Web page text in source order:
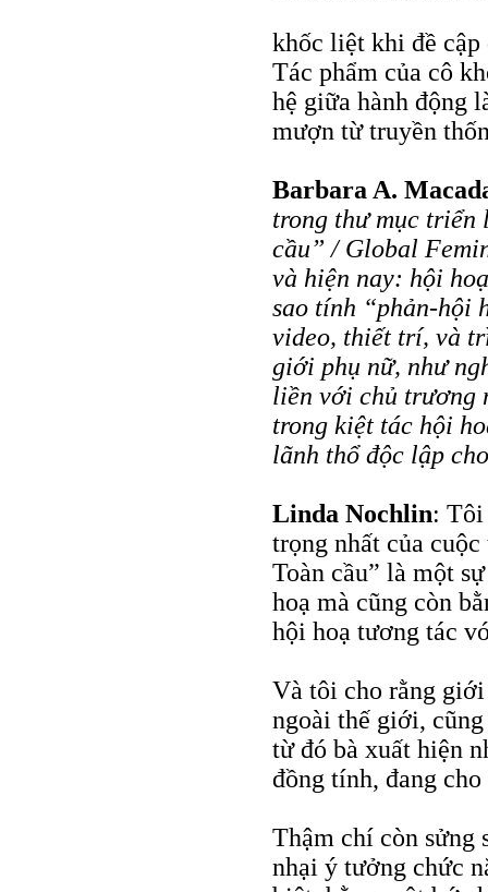
khốc liệt khi đề cập
Tác phẩm của cô
hệ giữa hành động
mượn từ truyền
Barbara A.
trong thư mục triển
cầu” / Global
và hiện nay: hội
sao tính “phản-hội
video, thiết trí, và
giới phụ nữ, như
liền với chủ trương
trong kiệt tác hội
lãnh thổ độc lập
Linda Nochlin: Tôi
trọng nhất của
Toàn cầu” là một
hoạ mà cũng còn
hội hoạ tương tác
Và tôi cho rằng
ngoài thế giới,
từ đó bà xuất hiện
đồng tính, đang cho
Thậm chí còn sửng
nhại ý tưởng chức